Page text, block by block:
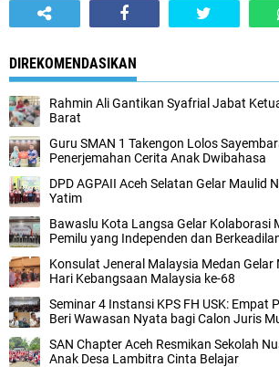
DIREKOMENDASIKAN
Rahmin Ali Gantikan Syafrial Jabat
Barat
Guru SMAN 1 Takengon Lolos
Penerjemahan Cerita Anak Dwibahasa
DPD AGPAII Aceh Selatan Gelar Maulid
Yatim
Bawaslu Kota Langsa Gelar Kolaborasi
Pemilu yang Independen dan
Konsulat Jeneral Malaysia Medan
Hari Kebangsaan Malaysia ke-68
Seminar 4 Instansi KPS FH USK: Empat
Beri Wawasan Nyata bagi Calon Juris
SAN Chapter Aceh Resmikan Sekolah
Anak Desa Lambitra Cinta Belajar